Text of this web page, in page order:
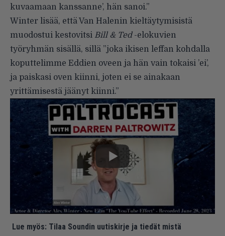
kuvaamaan kanssanne’, hän sanoi.”
Winter lisää, että Van Halenin kieltäytymisistä
muodostui kestovitsi Bill & Ted-elokuvien
työryhmän sisällä, sillä ”joka ikisen leffan kohdalla
koputtelimme Eddien oveen ja hän vain tokaisi ’ei’,
ja paiskasi oven kiinni, joten ei se ainakaan
yrittämisestä jäänyt kiinni.”
Lue myös: Tilaa Soundin uutiskirje ja tiedät mistä